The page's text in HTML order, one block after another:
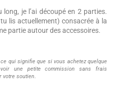
long, je l’ai découpé en 2 parties.
lis actuellement) consacrée à la
partie autour des accessoires.
qui signifie que si vous achetez quelque
une petite commission sans frais
votre soutien.